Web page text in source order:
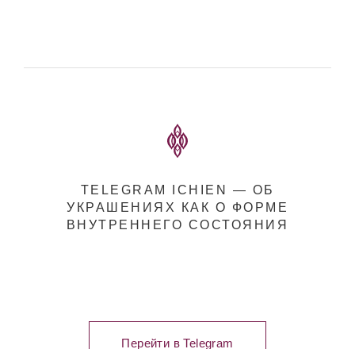
TELEGRAM ICHIEN — ОБ
УКРАШЕНИЯХ КАК О ФОРМЕ
ВНУТРЕННЕГО СОСТОЯНИЯ
Перейти в Telegram